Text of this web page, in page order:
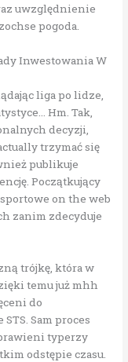
uwzględnienie
pogoda.
Inwestowania W
liga po lidze,
Hm. Tak,
decyzji,
trzymać się
publikuje
Początkujący
on the web
zanim zdecyduje
trójkę, która w
temu już mhh
do
Sam proces
typerzy
odstępie czasu.